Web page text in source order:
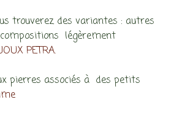
trouverez des variantes : autres
légèrement
PETRA.
pierres associés à des petits